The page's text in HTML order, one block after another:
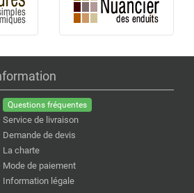
Questions fréquentes
Service de livraison
Demande de devis
La charte
Mode de paiement
Information légale